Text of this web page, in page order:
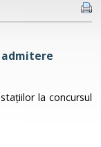
admitere
la concursul